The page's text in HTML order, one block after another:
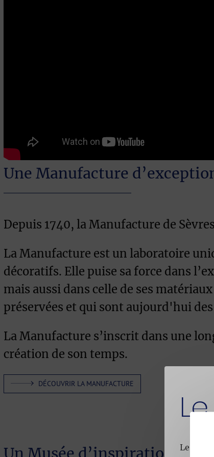
Une Manufacture
Depuis 1740, la Manufacture de
La Manufacture est un laboratoire
décoratifs. Elle puise sa force dans
mais aussi dans celle de ses
préservées et qui sont aujourd'hui
La Manufacture s’inscrit dans une
création de son temps.
DÉCOUVRIR LA MANUFACTURE
Un Musée d’inspiration
Le